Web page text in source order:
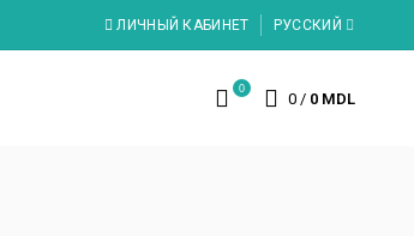
ЛИЧНЫЙ КАБИНЕТ РУССКИЙ
0
0 / 0 MDL